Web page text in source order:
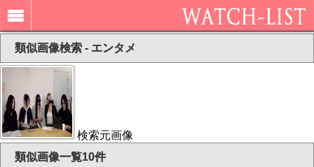
類似画像検索 - エンタメ
検索元画像
類似画像一覧10件